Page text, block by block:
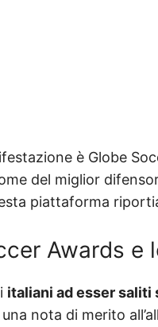
è Globe
del miglior
piattaforma
Awards e
italiani ad esser saliti
nota di merito